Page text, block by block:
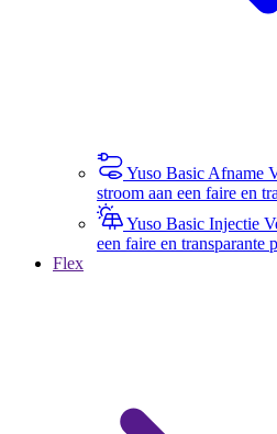
Yuso Basic Afname
stroom aan een faire en
Yuso Basic Injectie
een faire en transparante
Flex